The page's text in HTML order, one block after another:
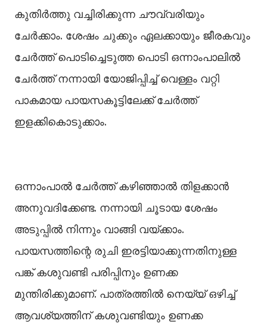
കുതിർത്തു വച്ചിരിക്കുന്ന ചൗവ്വരിയും
ചേർക്കാം. ശേഷം ചുക്കും ഏലക്കായും ജീരകവും
ചേർത്ത് പൊടിച്ചെടുത്ത പൊടി ഒന്നാംപാലില്‍
ചേർത്ത് നന്നായി യോജിപ്പിച്ച്‌ വെള്ളം വറ്റി
പാകമായ പായസകൂട്ടിലേക്ക് ചേർത്ത്
ഇളക്കികൊടുക്കാം.
ഒന്നാംപാല്‍ ചേർത്ത് കഴിഞ്ഞാല്‍ തിളക്കാൻ
അനുവദിക്കേണ്ട. നന്നായി ചൂടായ ശേഷം
അടുപ്പില്‍ നിന്നും വാങ്ങി വയ്ക്കാം.
പായസത്തിന്റെ രുചി ഇരട്ടിയാക്കുന്നതിനുള്ള
പങ്ക് കശുവണ്ടി പരിപ്പിനും ഉണക്ക
മുന്തിരിക്കുമാണ്. പാത്രത്തില്‍ നെയ്യ് ഒഴിച്ച്‌
ആവശ്യത്തിന് കശുവണ്ടിയും ഉണക്ക